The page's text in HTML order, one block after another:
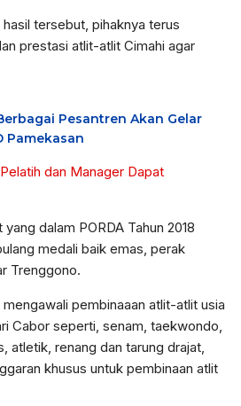
tersebut, pihaknya terus
prestasi atlit-atlit Cimahi agar
Pesantren Akan Gelar
Pamekasan
dan Manager Dapat
dalam PORDA Tahun 2018
medali baik emas, perak
Trenggono.
pembinaaan atlit-atlit usia
Cabor seperti, senam, taekwondo,
atletik, renang dan tarung drajat,
khusus untuk pembinaan atlit